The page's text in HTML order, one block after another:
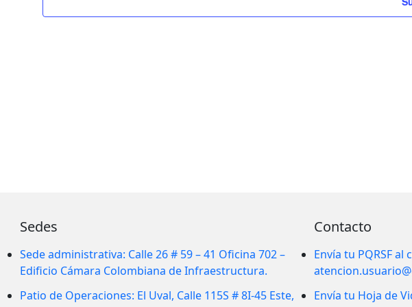
Sedes
Sede administrativa: Calle 26 # 59 – 41 Oficina 702 –
Edificio Cámara Colombiana de Infraestructura.
Patio de Operaciones: El Uval, Calle 115S # 8I-45 Este,
Contacto
Envía tu PQRSF al
Envía tu Hoja de